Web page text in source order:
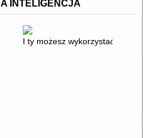
INTELIGENCJA
związane z wykorzystaniem
I ty możesz wykorzystać